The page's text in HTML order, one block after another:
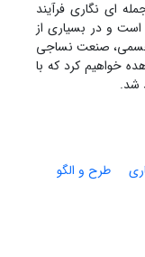
ای نگاری فرآیند
و در بسیاری از
صنعت نساجی
خواهیم کرد که با
شد.
طرح و الگو